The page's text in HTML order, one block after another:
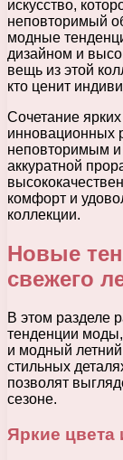
искусство,
неповторимый
модные
дизайном и
вещь из этой
кто ценит
Сочетание
инновационных
неповторимым
аккуратной
комфорт и
коллекции.
Новые
свежего
В этом разделе
тенденции
и модный
стильных
позволят
сезоне.
Яркие цвета